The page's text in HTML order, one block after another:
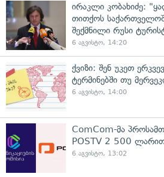
ირაკლი კობახიძე:
თითქოს
შექმნილი რუსი
6 აგვისტო, 14:20
ქვიზი: შენ უკეთ
ტერმინებში თუ
6 აგვისტო, 14:00
ComCom-მა
POSTV 2 500 ლარით
6 აგვისტო, 13:02